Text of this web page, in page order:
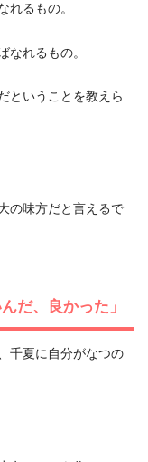
れるもの。
なれるもの。
ということを教えら
の味方だと言えるで
だ、良かった」
千夏に自分がなつの